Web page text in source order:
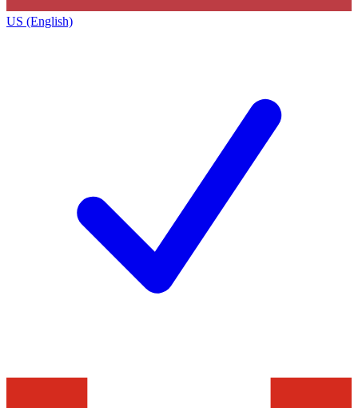
US (English)